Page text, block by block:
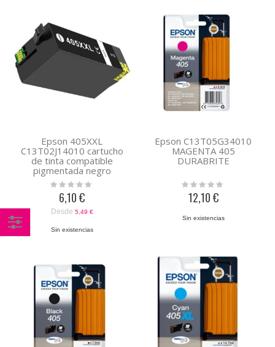
Epson 405XXL
C13T02J14010 cartucho
de tinta compatible
pigmentada negro
Rating:
6,10 €
Desde 5,49 €
Sin existencias
Epson C13T05G34010
MAGENTA 405
DURABRITE
Rating:
12,10 €
Sin existencias
Comprar